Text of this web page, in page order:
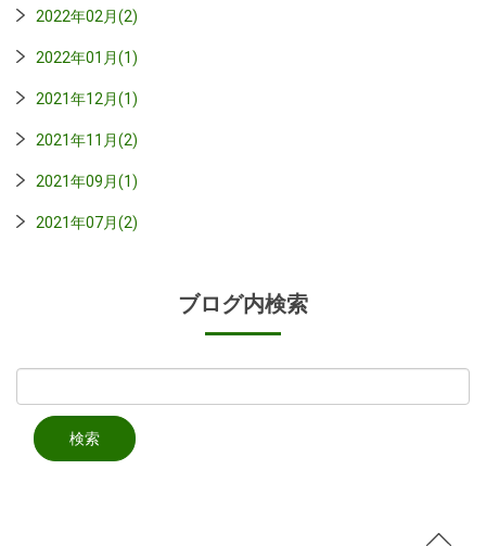
2022年02月(2)
2022年01月(1)
2021年12月(1)
2021年11月(2)
2021年09月(1)
2021年07月(2)
ブログ内検索